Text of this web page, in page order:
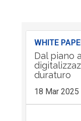
WHITE
Dal piano
duraturo
18 Mar 2025